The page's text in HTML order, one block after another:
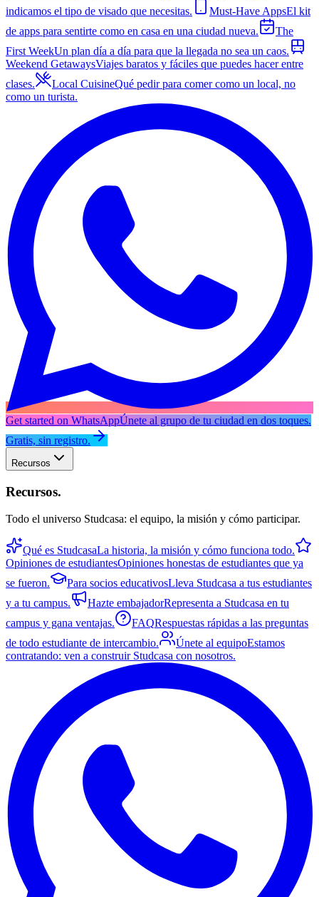
indicamos el tipo de visado que necesitas.
Must-Have AppsEl kit
de apps para sentirte como en casa en una ciudad nueva.
The
First WeekUn plan día a día para que la llegada no sea un caos.
Weekend GetawaysViajes baratos y fáciles que puedes hacer entre
clases.
Local CuisineQué pedir para comer como un local, no
como un turista.
Get started on WhatsAppÚnete al grupo de tu ciudad en dos toques.
Gratis, sin registro.
Recursos
Recursos.
Todo el universo Studcasa: el equipo, la misión y cómo participar.
Qué es StudcasaLa historia, la misión y cómo funciona todo.
Opiniones de estudiantesOpiniones honestas de estudiantes que ya
se fueron.
Para socios educativosLleva Studcasa a tus estudiantes
y a tu campus.
Hazte embajadorRepresenta a Studcasa en tu
campus y gana ventajas.
FAQRespuestas rápidas a las preguntas
de todo estudiante de intercambio.
Únete al equipoEstamos
contratando: ven a construir Studcasa con nosotros.